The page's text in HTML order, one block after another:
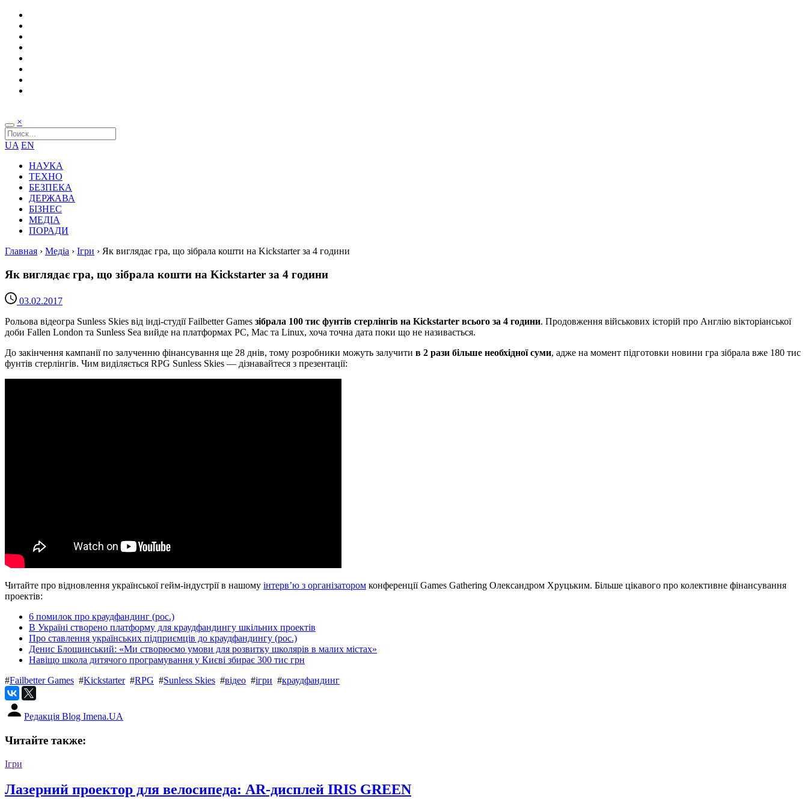
×
UA EN
НАУКА
ТЕХНО
БЕЗПЕКА
ДЕРЖАВА
БІЗНЕС
МЕДІА
ПОРАДИ
Главная › Медіа › Ігри › Як виглядає гра, що зібрала кошти на Kickstarter за 4 години
Як виглядає гра, що зібрала кошти на Kickstarter за 4 години
03.02.2017
Рольова відеогра Sunless Skies від інді-студії Failbetter Games зібрала 100 тис фунтів стерлінгів на Kickstarter всього за 4 години. Продовження військових історій про Англію вікторіанської
доби Fallen London та Sunless Sea вийде на платформах PC, Mac та Linux, хоча точна дата поки що не називається.
До закінчення кампанії по залученню фінансування ще 28 днів, тому розробники можуть залучити в 2 рази більше необхідної суми, адже на момент підготовки новини гра зібрала вже 180 тис
фунтів стерлінгів. Чим виділяється RPG Sunless Skies — дізнавайтеся з презентації:
Читайте про відновлення української гейм-індустрії в нашому інтерв’ю з організатором конференції Games Gathering Олександром Хруцьким. Більше цікавого про колективне фінансування
проектів:
6 помилок про краудфандинг (рос.)
В Україні створено платформу для краудфандингу шкільних проектів
Про ставлення українських підприємців до краудфандингу (рос.)
Денис Блощинський: «Ми створюємо умови для розвитку школярів в малих містах»
Навіщо школа дитячого програмування у Києві збирає 300 тис грн
#Failbetter Games #Kickstarter#RPG #Sunless Skies #відео #ігри #краудфандинг
Редакція Blog Imena.UA
Читайте также:
Ігри
Лазерний проектор для велосипеда: AR-дисплей IRIS GREEN